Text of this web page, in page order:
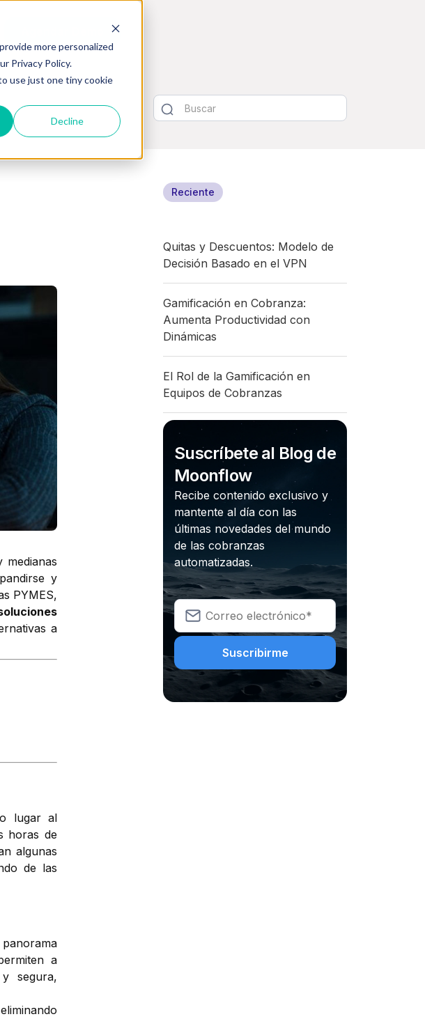
more personalized
Privacy Policy.
use just one tiny cookie
Decline
y
PYMES,
a
lugar al
horas de
algunas
de las
a
segura,
Reciente
Quitas y Descuentos: Modelo de
Decisión Basado en el VPN
Gamificación en Cobranza:
Aumenta Productividad con
Dinámicas
El Rol de la Gamificación en
Equipos de Cobranzas
Suscríbete al Blog de
Moonflow
Recibe contenido exclusivo y
mantente al día con las
últimas novedades del mundo
de las cobranzas
automatizadas.